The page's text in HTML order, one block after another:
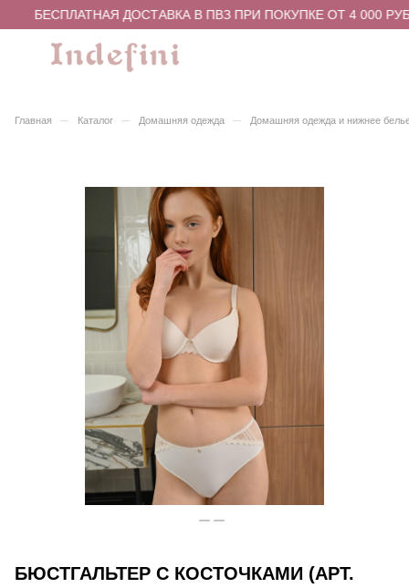
БЕСПЛАТНАЯ ДОСТАВКА В ПВЗ ПРИ ПОКУПКЕ ОТ 4 000
Главная – Каталог – Домашняя одежда – Домашняя одежда и нижнее
БЮСТГАЛЬТЕР С КОСТОЧКАМИ (АРТ.